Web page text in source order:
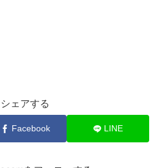
シェアする
Facebook LINE